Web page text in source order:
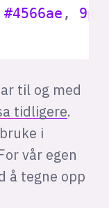
#4566ae , 9px
til og med
tidligere.
i
vår egen
å tegne opp